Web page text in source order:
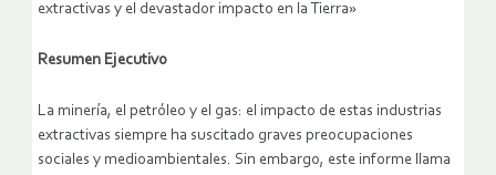
extractivas y el devastador impacto en la Tierra»
Resumen Ejecutivo
La minería, el petróleo y el gas: el impacto de estas industrias
extractivas siempre ha suscitado graves preocupaciones
sociales y medioambientales. Sin embargo, este informe llama